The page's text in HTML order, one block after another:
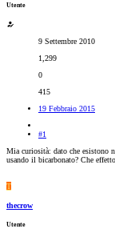
Utente
9 Settembre 2010
1,299
0
415
19 Febbraio 2015
#1
Mia curiosità: dato che esistono
usando il bicarbonato? Che
T
thecrow
Utente